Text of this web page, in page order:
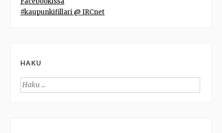
#kaupunkifillari @ IRCnet
HAKU
Haku: